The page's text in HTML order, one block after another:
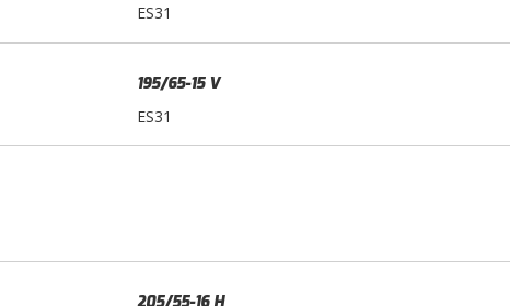
ES31
195/65-15 V
ES31